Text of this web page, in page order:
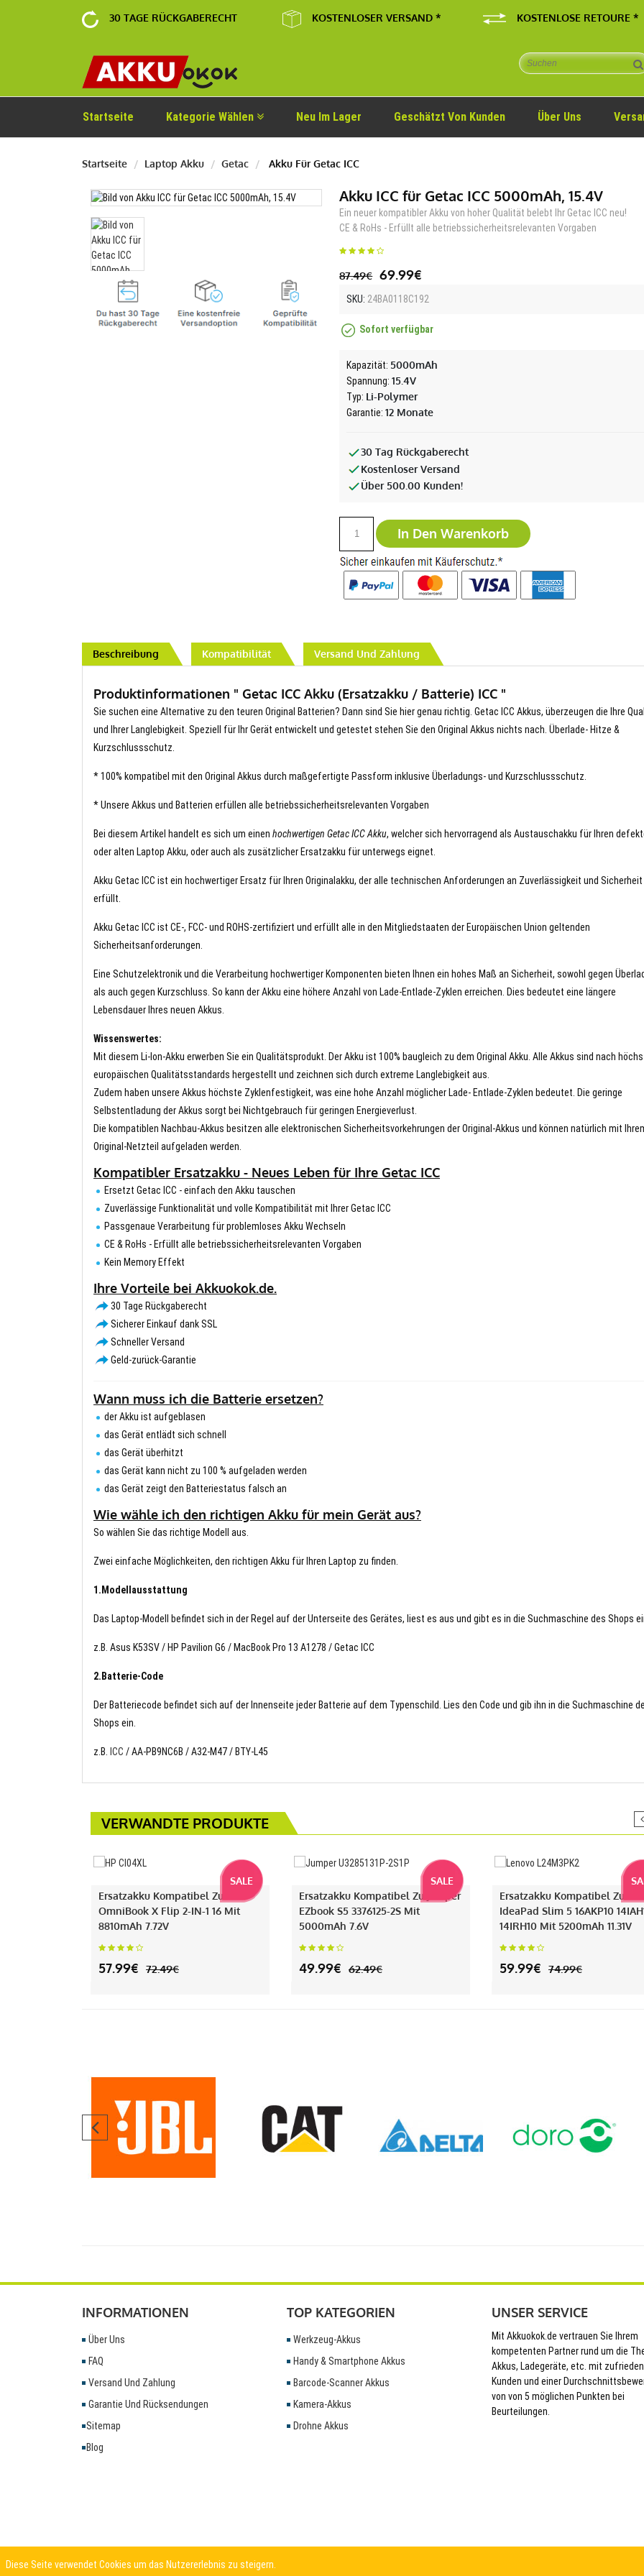
30 TAGE RÜCKGABERECHT KOSTENLOSER VERSAND * KOSTENLOSE RETOURE *
Startseite Kategorie Wählen Neu Im Lager Geschätzt Von Kunden Über Uns
Startseite Laptop Akku Getac Akku Für Getac ICC
Akku ICC für Getac ICC 5000mAh, 15.4V
Ein neuer kompatibler Akku von hoher Qualität belebt Ihr Getac ICC neu!
CE & RoHs - Erfüllt alle betriebssicherheitsrelevanten Vorgaben
87.49€ 69.99€
SKU: 24BA0118C192
Sofort verfügbar
Kapazität: 5000mAh
Spannung:15.4V
Typ: Li-Polymer
Garantie:12 Monate
30 Tag Rückgaberecht
Kostenloser Versand
Über 500.00 Kunden!
In Den Warenkorb
Beschreibung Kompatibilität Versand Und Zahlung
Produktinformationen " Getac ICC Akku (Ersatzakku / Batterie) ICC "
Sie suchen eine Alternative zu den teuren Original Batterien? Dann sind Sie hier genau richtig. Getac ICC Akkus, überzeugen die Ihre
und Ihrer Langlebigkeit. Speziell für Ihr Gerät entwickelt und getestet stehen Sie den Original Akkus nichts nach. Überlade- Hitze &
Kurzschlussschutz.
* 100% kompatibel mit den Original Akkus durch maßgefertigte Passform inklusive Überladungs- und Kurzschlussschutz.
* Unsere Akkus und Batterien erfüllen alle betriebssicherheitsrelevanten Vorgaben
Bei diesem Artikel handelt es sich um einen hochwertigen Getac ICC Akku, welcher sich hervorragend als Austauschakku für Ihren
oder alten Laptop Akku, oder auch als zusätzlicher Ersatzakku für unterwegs eignet.
Akku Getac ICC ist ein hochwertiger Ersatz für Ihren Originalakku, der alle technischen Anforderungen an Zuverlässigkeit und Sicherheit
erfüllt.
Akku Getac ICC ist CE-, FCC- und ROHS-zertifiziert und erfüllt alle in den Mitgliedstaaten der Europäischen Union geltenden
Sicherheitsanforderungen.
Eine Schutzelektronik und die Verarbeitung hochwertiger Komponenten bieten Ihnen ein hohes Maß an Sicherheit, sowohl gegen
als auch gegen Kurzschluss. So kann der Akku eine höhere Anzahl von Lade-Entlade-Zyklen erreichen. Dies bedeutet eine längere
Lebensdauer Ihres neuen Akkus.
Wissenswertes:
Mit diesem Li-Ion-Akku erwerben Sie ein Qualitätsprodukt. Der Akku ist 100% baugleich zu dem Original Akku. Alle Akkus sind nach
europäischen Qualitätsstandards hergestellt und zeichnen sich durch extreme Langlebigkeit aus.
Zudem haben unsere Akkus höchste Zyklenfestigkeit, was eine hohe Anzahl möglicher Lade- Entlade-Zyklen bedeutet. Die geringe
Selbstentladung der Akkus sorgt bei Nichtgebrauch für geringen Energieverlust.
Die kompatiblen Nachbau-Akkus besitzen alle elektronischen Sicherheitsvorkehrungen der Original-Akkus und können natürlich mit
Original-Netzteil aufgeladen werden.
Kompatibler Ersatzakku - Neues Leben für Ihre Getac ICC
Ersetzt Getac ICC - einfach den Akku tauschen
Zuverlässige Funktionalität und volle Kompatibilität mit Ihrer Getac ICC
Passgenaue Verarbeitung für problemloses Akku Wechseln
CE & RoHs - Erfüllt alle betriebssicherheitsrelevanten Vorgaben
Kein Memory Effekt
Ihre Vorteile bei Akkuokok.de.
30 Tage Rückgaberecht
Sicherer Einkauf dank SSL
Schneller Versand
Geld-zurück-Garantie
Wann muss ich die Batterie ersetzen?
der Akku ist aufgeblasen
das Gerät entlädt sich schnell
das Gerät überhitzt
das Gerät kann nicht zu 100 % aufgeladen werden
das Gerät zeigt den Batteriestatus falsch an
Wie wähle ich den richtigen Akku für mein Gerät aus?
So wählen Sie das richtige Modell aus.
Zwei einfache Möglichkeiten, den richtigen Akku für Ihren Laptop zu finden.
1.Modellausstattung
Das Laptop-Modell befindet sich in der Regel auf der Unterseite des Gerätes, liest es aus und gibt es in die Suchmaschine des Shops
z.B. Asus K53SV / HP Pavilion G6 / MacBook Pro 13 A1278 / Getac ICC
2.Batterie-Code
Der Batteriecode befindet sich auf der Innenseite jeder Batterie auf dem Typenschild. Lies den Code und gib ihn in die Suchmaschine
Shops ein.
z.B. ICC / AA-PB9NC6B / A32-M47 / BTY-L45
VERWANDTE PRODUKTE
SALE
Ersatzakku Kompatibel Zu HP
OmniBook X Flip 2-IN-1 16 Mit
8810mAh 7.72V
57.99€ 72.49€
SALE
Ersatzakku Kompatibel Zu Jumper
EZbook S5 3376125-2S Mit
5000mAh 7.6V
49.99€ 62.49€
Ersatzakku Kompatibel Zu
IdeaPad Slim 5 16AKP10
14IRH10 Mit 5200mAh 11.31V
59.99€ 74.99€
INFORMATIONEN
Über Uns
FAQ
Versand Und Zahlung
Garantie Und Rücksendungen
Sitemap
Blog
TOP KATEGORIEN
Werkzeug-Akkus
Handy & Smartphone Akkus
Barcode-Scanner Akkus
Kamera-Akkus
Drohne Akkus
UNSER SERVICE
Mit Akkuokok.de vertrauen Sie Ihrem
kompetenten Partner rund um die
Akkus, Ladegeräte, etc. mit
Kunden und einer
von von 5 möglichen Punkten bei
Beurteilungen.
Diese Seite verwendet Cookies um das Nutzererlebnis zu steigern.